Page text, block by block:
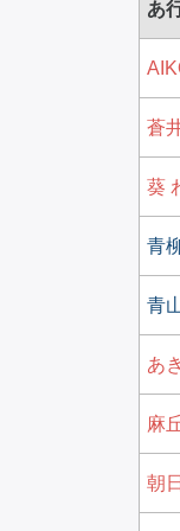
あ
蒼
葵
青
青
あ
麻
朝